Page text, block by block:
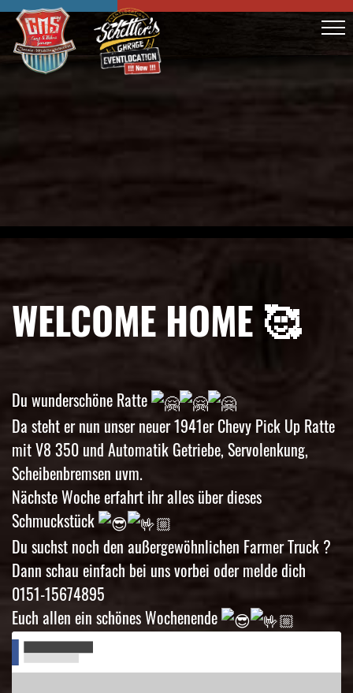
WELCOME HOME 🥰
Du wunderschöne Ratte
Da steht er nun unser neuer 1941er Chevy Pick Up Ratte
mit V8 350 und Automatik Getriebe, Servolenkung,
Scheibenbremsen uvm.
Nächste Woche erfahrt ihr alles über dieses
Schmuckstück
Du suchst noch den außergewöhnlichen Farmer Truck ?
Dann schau einfach bei uns vorbei oder melde dich
0151-15674895
Euch allen ein schönes Wochenende